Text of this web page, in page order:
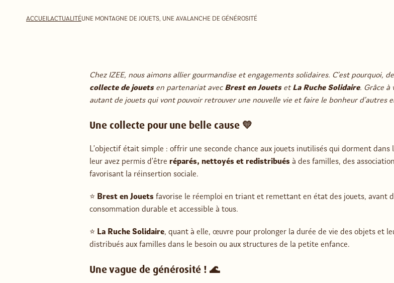
ACCUEILACTUALITÉUNE MONTAGNE DE JOUETS, UNE AVALANCHE DE GÉNÉROSITÉ
Chez IZEE, nous aimons allier gourmandise et engagements solidaires. C’est pourquoi,
collecte de jouetsen partenariat avec Brest en Jouetset La Ruche Solidaire. Grâce à
autant de jouets qui vont pouvoir retrouver une nouvelle vie et faire le bonheur d’autres
Une collecte pour une belle cause 💛
L’objectif était simple : offrir une seconde chance aux jouets inutilisés qui dorment
leur avez permis d’être réparés, nettoyés et redistribués à des familles, des
favorisant la réinsertion sociale.
⭐️ Brest en Jouets favorise le réemploi en triant et remettant en état des jouets, avant
consommation durable et accessible à tous.
⭐️ La Ruche Solidaire, quant à elle, œuvre pour prolonger la durée de vie des objets et
distribués aux familles dans le besoin ou aux structures de la petite enfance.
Une vague de générosité ! 🌊